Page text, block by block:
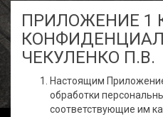
ПРИЛОЖЕНИЕ 1
ЧЕКУЛЕНКО П.В.
Настоящим
обработки
соответствующие им